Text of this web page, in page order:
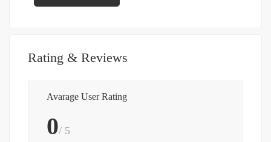
Rating & Reviews
Avarage User Rating
0/ 5